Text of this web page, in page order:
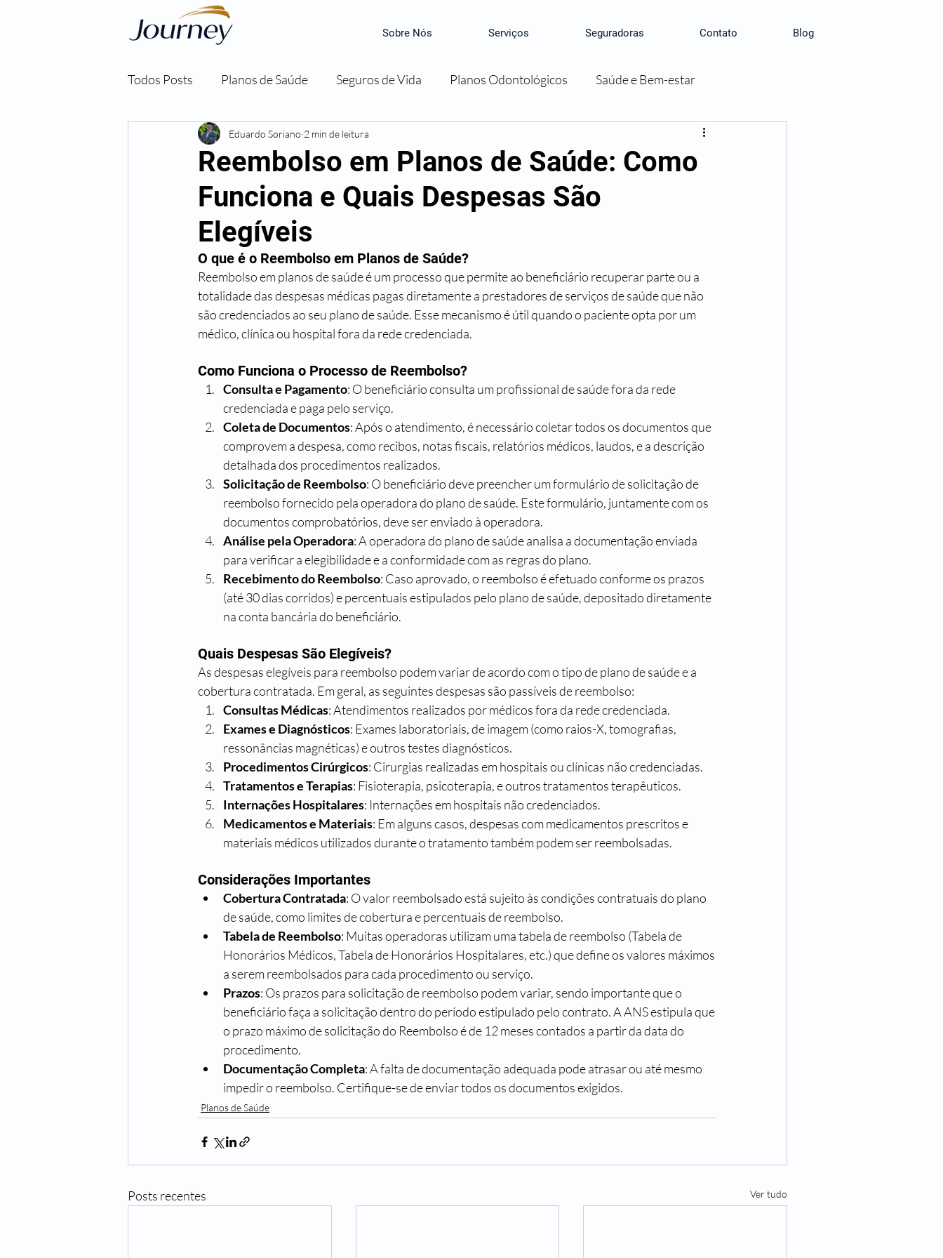
Sobre Nós Serviços Seguradoras Contato Blog
Todos Posts Planos de Saúde Seguros de Vida Planos Odontológicos Saúde e Bem-estar
Reembolso em Planos de Saúde: Como
Funciona e Quais Despesas São
Elegíveis
Eduardo Soriano 2 min de leitura
O que é o Reembolso em Planos de Saúde?
Reembolso em planos de saúde é um processo que permite ao beneficiário recuperar parte ou a
totalidade das despesas médicas pagas diretamente a prestadores de serviços de saúde que não
são credenciados ao seu plano de saúde. Esse mecanismo é útil quando o paciente opta por um
médico, clínica ou hospital fora da rede credenciada.
Como Funciona o Processo de Reembolso?
Consulta e Pagamento: O beneficiário consulta um profissional de saúde fora da rede
credenciada e paga pelo serviço.
Coleta de Documentos: Após o atendimento, é necessário coletar todos os documentos que
comprovem a despesa, como recibos, notas fiscais, relatórios médicos, laudos, e a descrição
detalhada dos procedimentos realizados.
Solicitação de Reembolso: O beneficiário deve preencher um formulário de solicitação de
reembolso fornecido pela operadora do plano de saúde. Este formulário, juntamente com os
documentos comprobatórios, deve ser enviado à operadora.
Análise pela Operadora: A operadora do plano de saúde analisa a documentação enviada
para verificar a elegibilidade e a conformidade com as regras do plano.
Recebimento do Reembolso: Caso aprovado, o reembolso é efetuado conforme os prazos
(até 30 dias corridos) e percentuais estipulados pelo plano de saúde, depositado diretamente
na conta bancária do beneficiário.
Quais Despesas São Elegíveis?
As despesas elegíveis para reembolso podem variar de acordo com o tipo de plano de saúde e a
cobertura contratada. Em geral, as seguintes despesas são passíveis de reembolso:
Consultas Médicas: Atendimentos realizados por médicos fora da rede credenciada.
Exames e Diagnósticos: Exames laboratoriais, de imagem (como raios-X, tomografias,
ressonâncias magnéticas) e outros testes diagnósticos.
Procedimentos Cirúrgicos: Cirurgias realizadas em hospitais ou clínicas não credenciadas.
Tratamentos e Terapias: Fisioterapia, psicoterapia, e outros tratamentos terapêuticos.
Internações Hospitalares: Internações em hospitais não credenciados.
Medicamentos e Materiais: Em alguns casos, despesas com medicamentos prescritos e
materiais médicos utilizados durante o tratamento também podem ser reembolsadas.
Considerações Importantes
Cobertura Contratada: O valor reembolsado está sujeito às condições contratuais do plano
de saúde, como limites de cobertura e percentuais de reembolso.
Tabela de Reembolso: Muitas operadoras utilizam uma tabela de reembolso (Tabela de
Honorários Médicos, Tabela de Honorários Hospitalares, etc.) que define os valores máximos
a serem reembolsados para cada procedimento ou serviço.
Prazos: Os prazos para solicitação de reembolso podem variar, sendo importante que o
beneficiário faça a solicitação dentro do período estipulado pelo contrato. A ANS estipula que
o prazo máximo de solicitação do Reembolso é de 12 meses contados a partir da data do
procedimento.
Documentação Completa: A falta de documentação adequada pode atrasar ou até mesmo
impedir o reembolso. Certifique-se de enviar todos os documentos exigidos.
Planos de Saúde
Posts recentes Ver tudo